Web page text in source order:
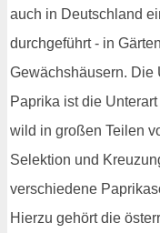
auch in Deutschland
durchgeführt - in
Gewächshäusern. Die
Paprika ist die
wild in großen Teilen
Selektion und
verschiedene
Hierzu gehört die